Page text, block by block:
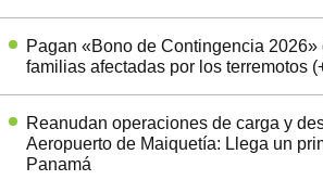
Pagan «Bono de Contingencia 2026»
familias afectadas por los terremotos
Reanudan operaciones de carga y
Aeropuerto de Maiquetía: Llega un
Panamá